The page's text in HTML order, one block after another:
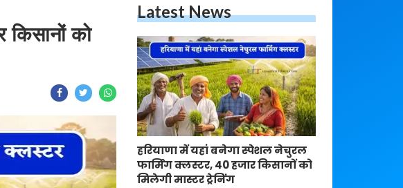
किसानों को
Latest News
हरियाणा में यहां बनेगा स्पेशल नेचुरल
फार्मिंग क्लस्टर, 40 हजार किसानों को
मिलेगी मास्टर ट्रेनिंग